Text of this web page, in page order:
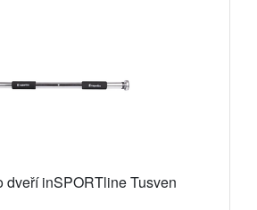
dveří inSPORTline Tusven